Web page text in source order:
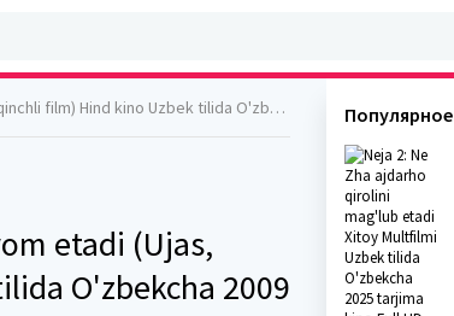
tilida O'zbekcha 2009 tarjima kino Full HD skachat
etadi (Ujas,
O'zbekcha 2009
Популярное